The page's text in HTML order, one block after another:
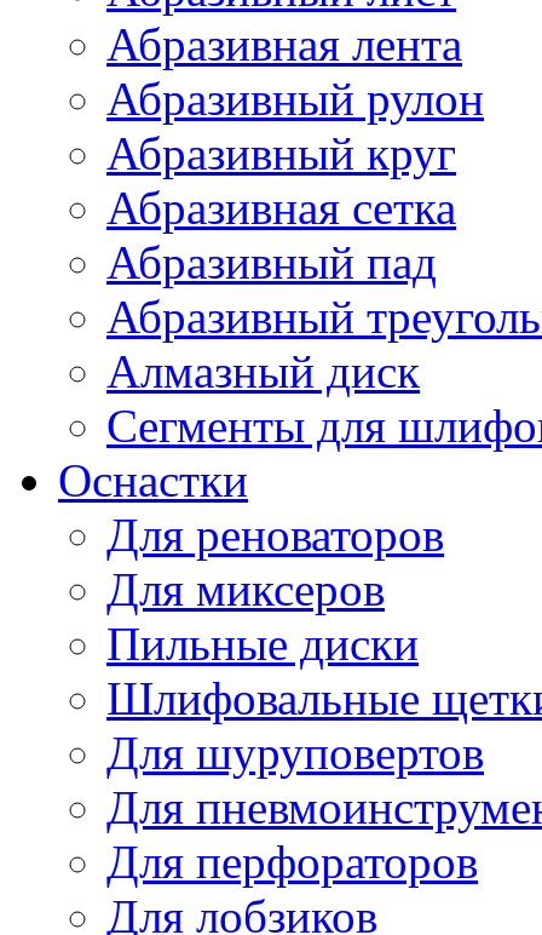
Абразивная лента
Абразивный рулон
Абразивный круг
Абразивная сетка
Абразивный пад
Абразивный
Алмазный диск
Сегменты для
Оснастки
Для реноваторов
Для миксеров
Пильные диски
Шлифовальные
Для шуруповертов
Для
Для перфораторов
Для лобзиков